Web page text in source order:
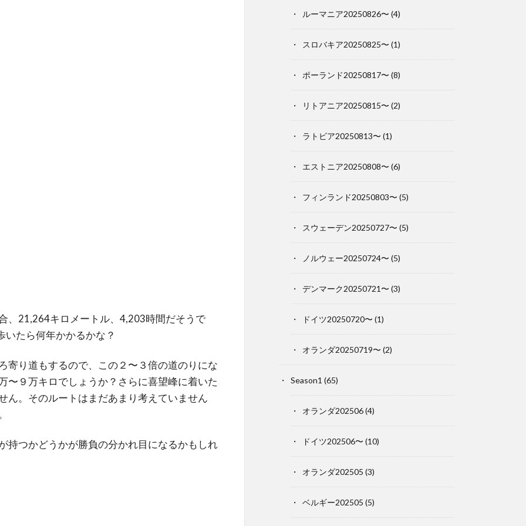
、21,264キロメートル、4,203時間だそうで
たら何年かかるかな？
寄り道もするので、この２〜３倍の道のりにな
〜９万キロでしょうか？さらに喜望峰に着いた
ん。そのルートはまだあまり考えていません
持つかどうかが勝負の分かれ目になるかもしれ
ルーマニア20250826〜 (4)
スロバキア20250825〜 (1)
ポーランド20250817〜 (8)
リトアニア20250815〜 (2)
ラトビア20250813〜 (1)
エストニア20250808〜 (6)
フィンランド20250803〜 (5)
スウェーデン20250727〜 (5)
ノルウェー20250724〜 (5)
デンマーク20250721〜 (3)
ドイツ20250720〜 (1)
オランダ20250719〜 (2)
Season1 (65)
オランダ202506(4)
ドイツ202506〜 (10)
オランダ202505 (3)
ベルギー202505 (5)